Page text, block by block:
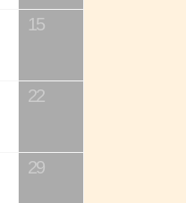
15
22
29